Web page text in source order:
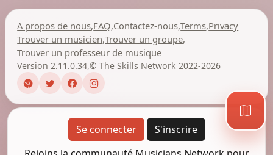
A propos de nous,FAQ,Contactez-nous,Terms,Privacy
Trouver un musicien,Trouver un groupe,
Trouver un professeur de musique
Version 2.11.0.34,©The Skills Network 2022-2026
Se connecter
S'inscrire